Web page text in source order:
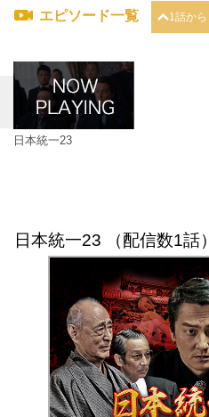
エピソード一覧 1話から
日本統一23
日本統一23 （配信数1話）